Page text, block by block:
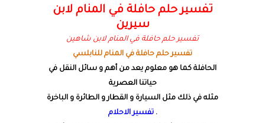
تفسير حلم حافلة في المنام لابن
سيرين
تفسير حلم حافلة في المنام لابن شاهين
تفسير حلم حافلة في المنام للنابلسي
الحافلة كما هو معلوم يعد من أهم و سائل النقل في
حياتنا العصرية
مثله في ذلك مثل السيارة و القطار و الطائرة و الباخرة
.تفسير الاحلام